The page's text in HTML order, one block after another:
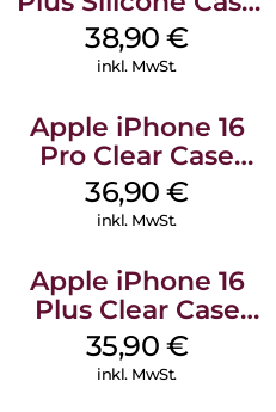
MagSafe Denim
38,90€
inkl. MwSt.
Apple iPhone 16
Pro Clear Case
MagSafe
Transparent
36,90€
inkl. MwSt.
Apple iPhone 16
Plus Clear Case
MagSafe
Transparent
35,90 €
inkl. MwSt.